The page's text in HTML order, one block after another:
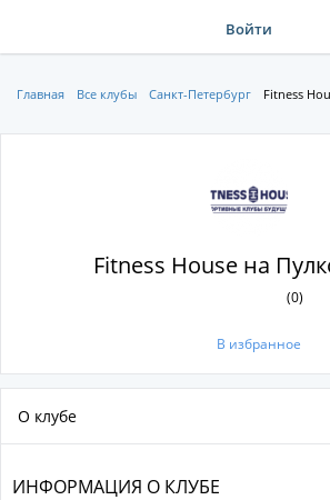
Войти
Главная Все клубы Санкт-Петербург Fitness
Fitness House на
(0)
В избранное
О клубе
ИНФОРМАЦИЯ О КЛУБЕ